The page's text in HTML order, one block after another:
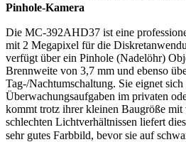
Pinhole-Kamera
Die MC-392AHD37 ist eine
mit 2 Megapixel für die
verfügt über ein Pinhole (Nadelöhr)
Brennweite von 3,7 mm und ebenso
Tag-/Nachtumschaltung. Sie eignet
Überwachungsaufgaben im privaten
kommt trotz ihrer kleinen Baugröße
schlechten Lichtverhältnissen liefert
sehr gutes Farbbild, bevor sie auf